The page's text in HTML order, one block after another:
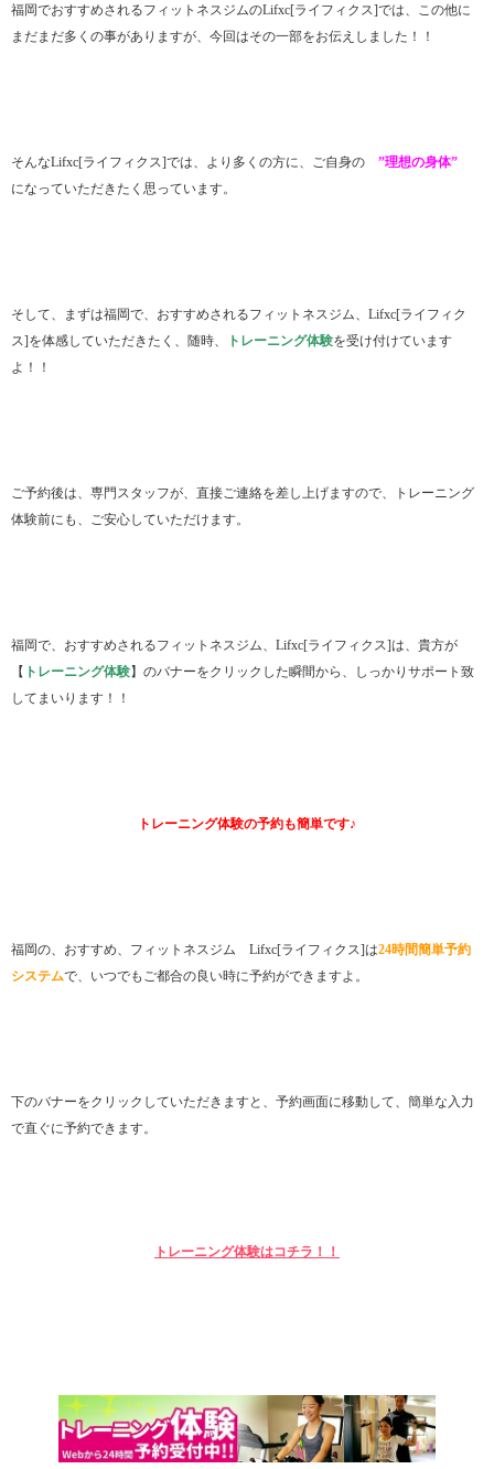
福岡でおすすめされるフィットネスジムのLifxc[ライフィクス]では、この他に
まだまだ多くの事がありますが、今回はその一部をお伝えしました！！
そんなLifxc[ライフィクス]では、より多くの方に、ご自身の ”理想の身体”
になっていただきたく思っています。
そして、まずは福岡で、おすすめされるフィットネスジム、Lifxc[ライフィク
ス]を体感していただきたく、随時、
トレーニング体験を受け付けています
よ！！
ご予約後は、専門スタッフが、直接ご連絡を差し上げますので、トレーニング
体験前にも、ご安心していただけます。
福岡で、おすすめされるフィットネスジム、Lifxc[ライフィクス]は、貴方が
【 トレーニング体験】のバナーをクリックした瞬間から、しっかりサポート致
してまいります！！
トレーニング体験の予約も簡単です♪
福岡の、おすすめ、フィットネスジム Lifxc[ライフィクス]は24時間簡単予約
システムで、いつでもご都合の良い時に予約ができますよ。
下のバナーをクリックしていただきますと、予約画面に移動して、簡単な入力
で直ぐに予約できます。
トレーニング体験はコチラ！！